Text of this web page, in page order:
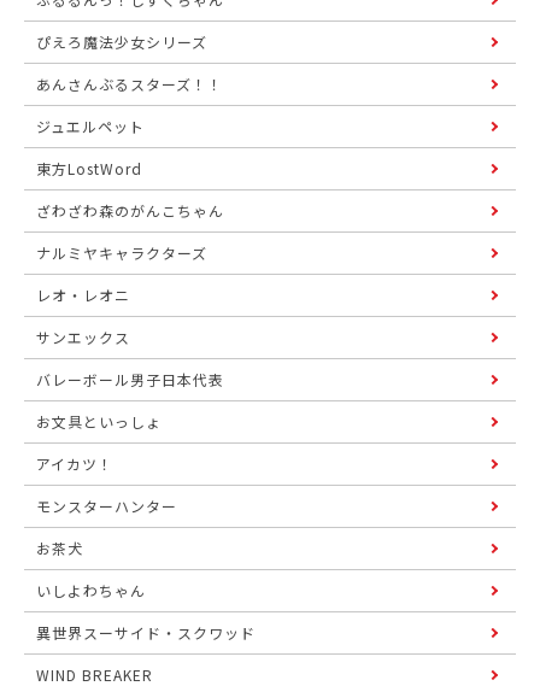
ぴえろ魔法少女シリーズ
あんさんぶるスターズ！！
ジュエルペット
東方LostWord
ざわざわ森のがんこちゃん
ナルミヤキャラクターズ
レオ・レオニ
サンエックス
バレーボール男子日本代表
お文具といっしょ
アイカツ！
モンスターハンター
お茶犬
いしよわちゃん
異世界スーサイド・スクワッド
WIND BREAKER